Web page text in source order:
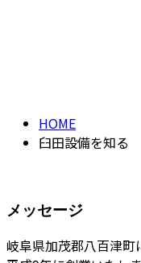
HOME
臼田設備を知る
メッセージ
岐阜県加茂郡八百津町